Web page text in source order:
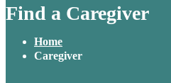
Find a Caregiver
Home
Caregiver